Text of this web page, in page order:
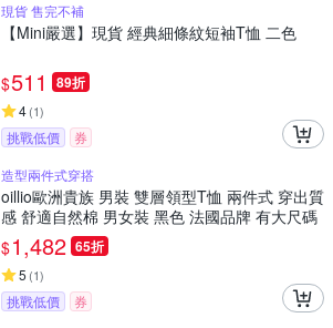
現貨 售完不補
【Mini嚴選】現貨 經典細條紋短袖T恤 二色
$511 89折
4(1)
挑戰低價
券
造型兩件式穿搭
oillio歐洲貴族 男裝 雙層領型T恤 兩件式 穿出質
感 舒適自然棉 男女裝 黑色 法國品牌 有大尺碼
$1,482 65折
5 (1)
挑戰低價
券